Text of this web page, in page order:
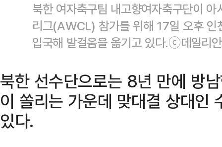
북한 여자축구팀 내고향여자축구단이
리그(AWCL) 참가를 위해 17일 오후 인
입국해 발걸음을 옮기고 있다.ⓒ데일리
북한 선수단으로는 8년 만에 방
이 쏠리는 가운데 맞대결 상대인
있다.